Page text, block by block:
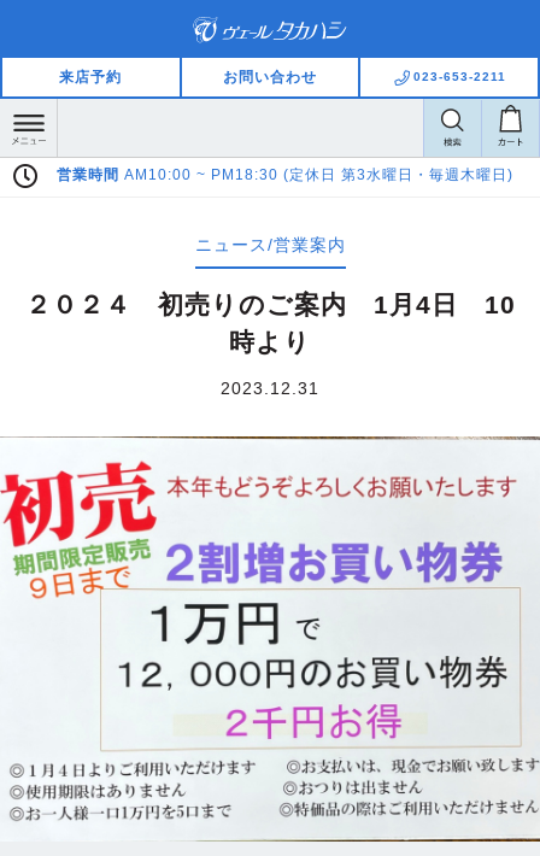
来店予約 お問い合わせ 023-653-2211
(定休日 第3水曜日・毎週木曜日) Pay Pay LINE Pay ご利用い
ニュース/営業案内
２０２４ 初売りのご案内 1月4日 10
時より
2023.12.31